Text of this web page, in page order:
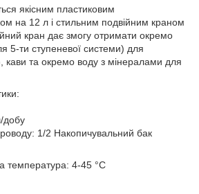
якісним пластиковим
на 12 л і стильним подвійним краном
кран дає змогу отримати окремо
5-ти ступеневої системи) для
кави та окремо воду з мінералами для
добу
1/2 Накопичувальний бак
температура: 4-45 °С